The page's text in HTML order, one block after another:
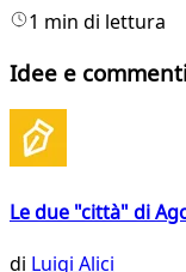
1 min di lettura
Idee e
Le due "città" di
di Luigi Alici